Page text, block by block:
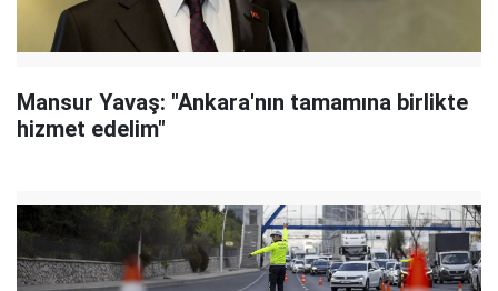
Mansur Yavaş: "Ankara'nın tamamına birlikte
hizmet edelim"